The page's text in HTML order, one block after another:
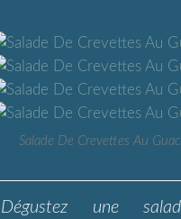
Salade De Crevettes Au
Dégustez une